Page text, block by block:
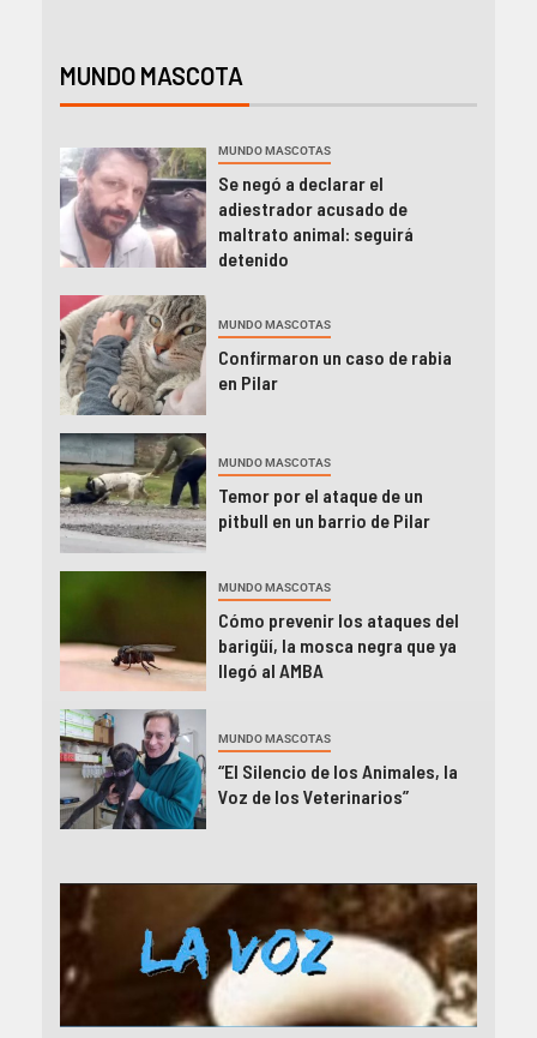
MUNDO MASCOTA
MUNDO MASCOTAS
Se negó a declarar el
adiestrador acusado de
maltrato animal: seguirá
detenido
MUNDO MASCOTAS
Confirmaron un caso de rabia
en Pilar
MUNDO MASCOTAS
Temor por el ataque de un
pitbull en un barrio de Pilar
MUNDO MASCOTAS
Cómo prevenir los ataques del
barigüí, la mosca negra que ya
llegó al AMBA
MUNDO MASCOTAS
“El Silencio de los Animales, la
Voz de los Veterinarios”